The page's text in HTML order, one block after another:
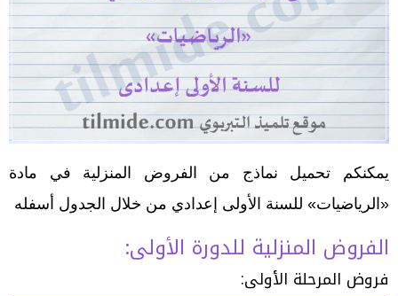
يمكنكم تحميل نماذج من الفروض المنزلية في مادة
«الرياضيات» للسنة الأولى إعدادي من خلال الجدول أسفله
الفروض المنزلية للدورة الأولى:
فروض المرحلة الأولى: